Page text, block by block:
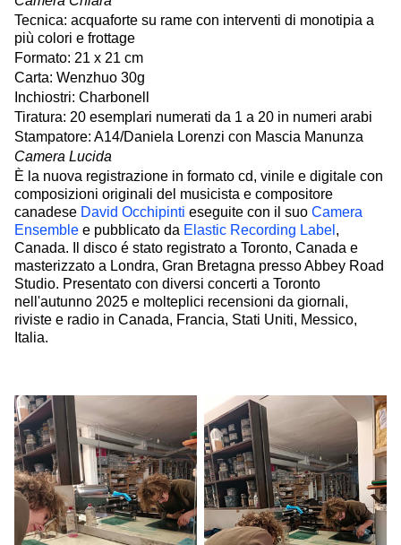
Tecnica: acquaforte su rame con interventi di monotipia a
più colori e frottage
Formato: 21 x 21 cm
Carta: Wenzhuo 30g
Inchiostri: Charbonell
Tiratura: 20 esemplari numerati da 1 a 20 in numeri arabi
Stampatore: A14/Daniela Lorenzi con Mascia Manunza
Camera Lucida
È la nuova registrazione in formato cd, vinile e digitale con
composizioni originali del musicista e compositore
canadese David Occhipinti eseguite con il suo Camera
Ensemble e pubblicato da Elastic Recording Label ,
Canada. Il disco é stato registrato a Toronto, Canada e
masterizzato a Londra, Gran Bretagna presso Abbey Road
Studio. Presentato con diversi concerti a Toronto
nell'autunno 2025 e molteplici recensioni da giornali,
riviste e radio in Canada, Francia, Stati Uniti, Messico,
Italia.